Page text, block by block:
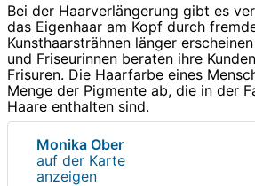
Bei der Haarverlängerung gibt es
das Eigenhaar am Kopf durch
Kunsthaarsträhnen länger
und Friseurinnen beraten ihre
Frisuren. Die Haarfarbe eines
Menge der Pigmente ab, die in der
Haare enthalten sind.
Monika Ober
auf der Karte
anzeigen